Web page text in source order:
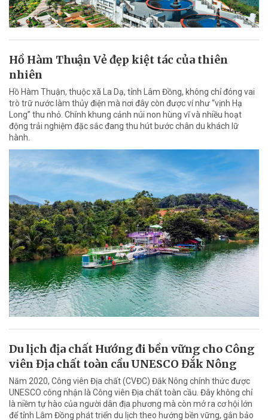
Hồ Hàm Thuận Vẻ đẹp kiệt tác của thiên
nhiên
Hồ Hàm Thuận, thuộc xã La Dạ, tỉnh Lâm Đồng, không chỉ đóng vai
trò trữ nước làm thủy điện mà nơi đây còn được ví như “vịnh Hạ
Long” thu nhỏ. Chính khung cảnh núi non hùng vĩ và nhiều hoạt
động trải nghiệm đặc sắc đang thu hút bước chân du khách lữ
hành.
Du lịch địa chất Hướng đi bền vững cho Công
viên Địa chất toàn cầu UNESCO Đắk Nông
Năm 2020, Công viên Địa chất (CVĐC) Đắk Nông chính thức được
UNESCO công nhận là Công viên Địa chất toàn cầu. Đây không chỉ
là niềm tự hào của người dân địa phương mà còn mở ra cơ hội lớn
để tỉnh Lâm Đồng phát triển du lịch theo hướng bền vững, gắn bảo